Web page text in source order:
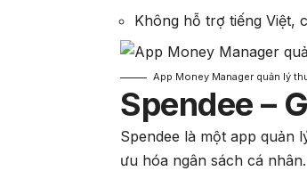
Không hỗ trợ tiếng Việt,
App Money Manager quản lý
Spendee –
Spendee là một app quản
ưu hóa ngân sách cá